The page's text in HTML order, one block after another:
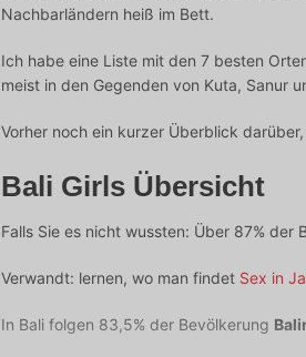
Nachbarländern heiß im Bett.
Ich habe eine Liste mit den 7 besten
meist in den Gegenden von Kuta, Sanur
Vorher noch ein kurzer Überblick
Bali Girls Übersicht
Falls Sie es nicht wussten: Über 87%
Verwandt: lernen, wo man findet Sex in
In Bali folgen 83,5% der Bevölkerung